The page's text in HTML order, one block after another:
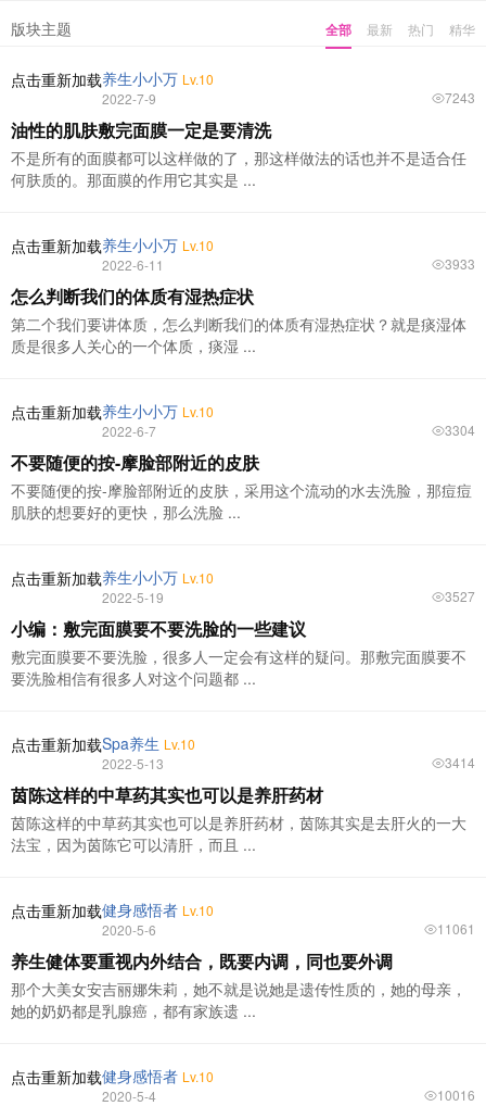
版块主题 全部 最新 热门 精华
点击重新加载养生小小万 Lv.10
2022-7-9
7243
油性的肌肤敷完面膜一定是要清洗
不是所有的面膜都可以这样做的了，那这样做法的话也并不是适合任
何肤质的。那面膜的作用它其实是 ...
点击重新加载养生小小万 Lv.10
2022-6-11
3933
怎么判断我们的体质有湿热症状
第二个我们要讲体质，怎么判断我们的体质有湿热症状？就是痰湿体
质是很多人关心的一个体质，痰湿 ...
点击重新加载养生小小万 Lv.10
2022-6-7
3304
不要随便的按-摩脸部附近的皮肤
不要随便的按-摩脸部附近的皮肤，采用这个流动的水去洗脸，那痘痘
肌肤的想要好的更快，那么洗脸 ...
点击重新加载养生小小万 Lv.10
2022-5-19
3527
小编：敷完面膜要不要洗脸的一些建议
敷完面膜要不要洗脸，很多人一定会有这样的疑问。那敷完面膜要不
要洗脸相信有很多人对这个问题都 ...
点击重新加载Spa养生 Lv.10
2022-5-13
3414
茵陈这样的中草药其实也可以是养肝药材
茵陈这样的中草药其实也可以是养肝药材，茵陈其实是去肝火的一大
法宝，因为茵陈它可以清肝，而且 ...
点击重新加载健身感悟者 Lv.10
2020-5-6
11061
养生健体要重视内外结合，既要内调，同也要外调
那个大美女安吉丽娜朱莉，她不就是说她是遗传性质的，她的母亲，
她的奶奶都是乳腺癌，都有家族遗 ...
点击重新加载健身感悟者 Lv.10
2020-5-4
10016